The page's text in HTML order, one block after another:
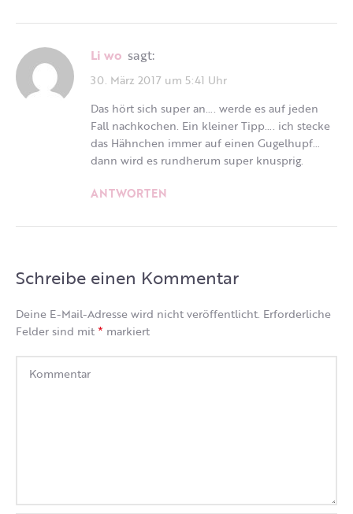
li wo sagt:
30. März 2017 um 5:41 Uhr
Das hört sich super an…. werde es auf jeden
Fall nachkochen. Ein kleiner Tipp…. ich stecke
das Hähnchen immer auf einen Gugelhupf…
dann wird es rundherum super knusprig.
ANTWORTEN
Schreibe einen Kommentar
Deine E-Mail-Adresse wird nicht veröffentlicht. Erforderliche
Felder sind mit* markiert